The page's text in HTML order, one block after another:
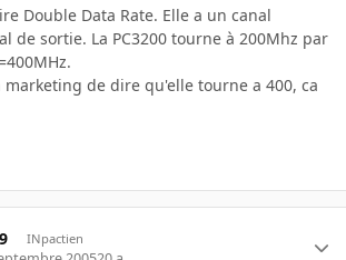
Double Data Rate. Elle a un canal
de sortie. La PC3200 tourne à 200Mhz par
marketing de dire qu'elle tourne a 400, ca
INpactien